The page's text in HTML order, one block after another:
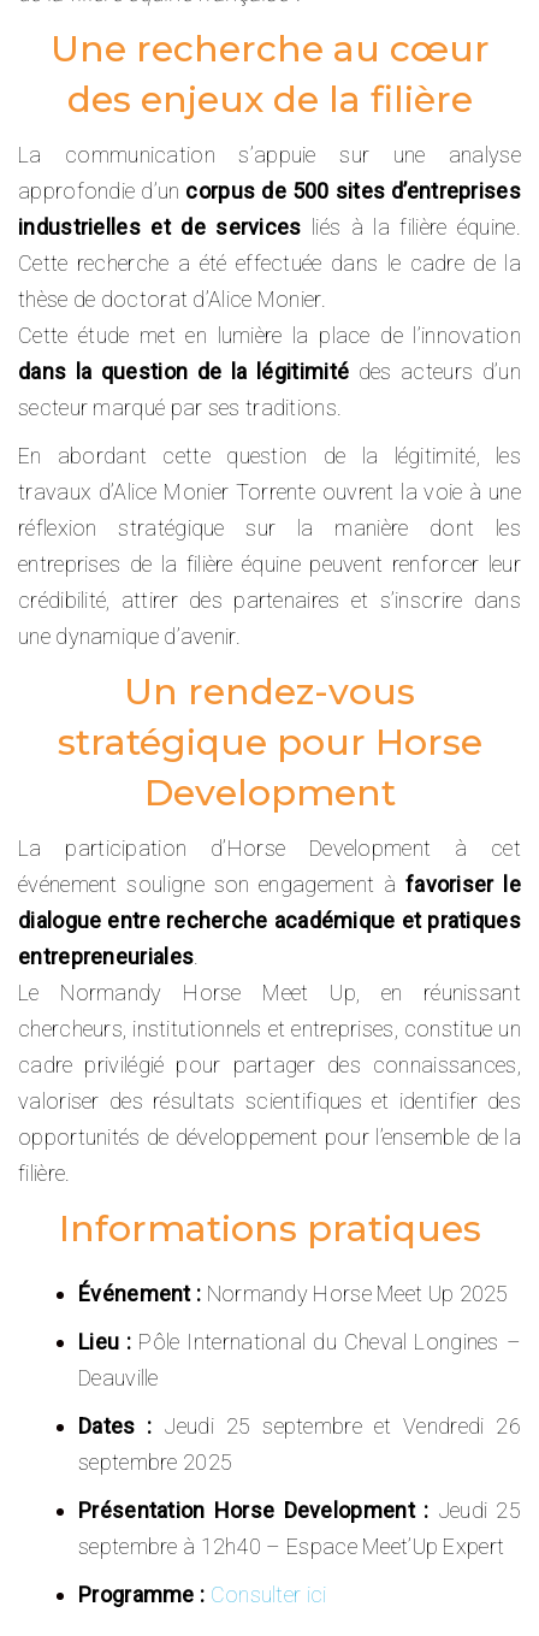
Une recherche au cœur
des enjeux de la filière
La communication s’appuie sur une analyse
approfondie d’un corpus de 500 sites d’entreprises
industrielles et de services liés à la filière équine.
Cette recherche a été effectuée dans le cadre de la
thèse de doctorat d’Alice Monier.
Cette étude met en lumière la place de l’innovation
dans la question de la légitimité des acteurs d’un
secteur marqué par ses traditions.
En abordant cette question de la légitimité, les
travaux d’Alice Monier Torrente ouvrent la voie à une
réflexion stratégique sur la manière dont les
entreprises de la filière équine peuvent renforcer leur
crédibilité, attirer des partenaires et s’inscrire dans
une dynamique d’avenir.
Un rendez-vous
stratégique pour Horse
Development
La participation d’Horse Development à cet
événement souligne son engagement à favoriser le
dialogue entre recherche académique et pratiques
entrepreneuriales
Le Normandy Horse Meet Up, en réunissant
chercheurs, institutionnels et entreprises, constitue un
cadre privilégié pour partager des connaissances,
valoriser des résultats scientifiques et identifier des
opportunités de développement pour l’ensemble de la
filière.
Informations pratiques
Événement : Normandy Horse Meet Up 2025
Lieu : Pôle International du Cheval Longines –
Deauville
Dates : Jeudi 25 septembre et Vendredi 26
septembre 2025
Présentation Horse Development : Jeudi 25
septembre à 12h40 – Espace Meet’Up Expert
Programme : Consulter ici